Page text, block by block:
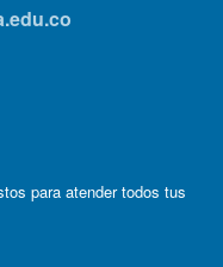
para atender todos tus